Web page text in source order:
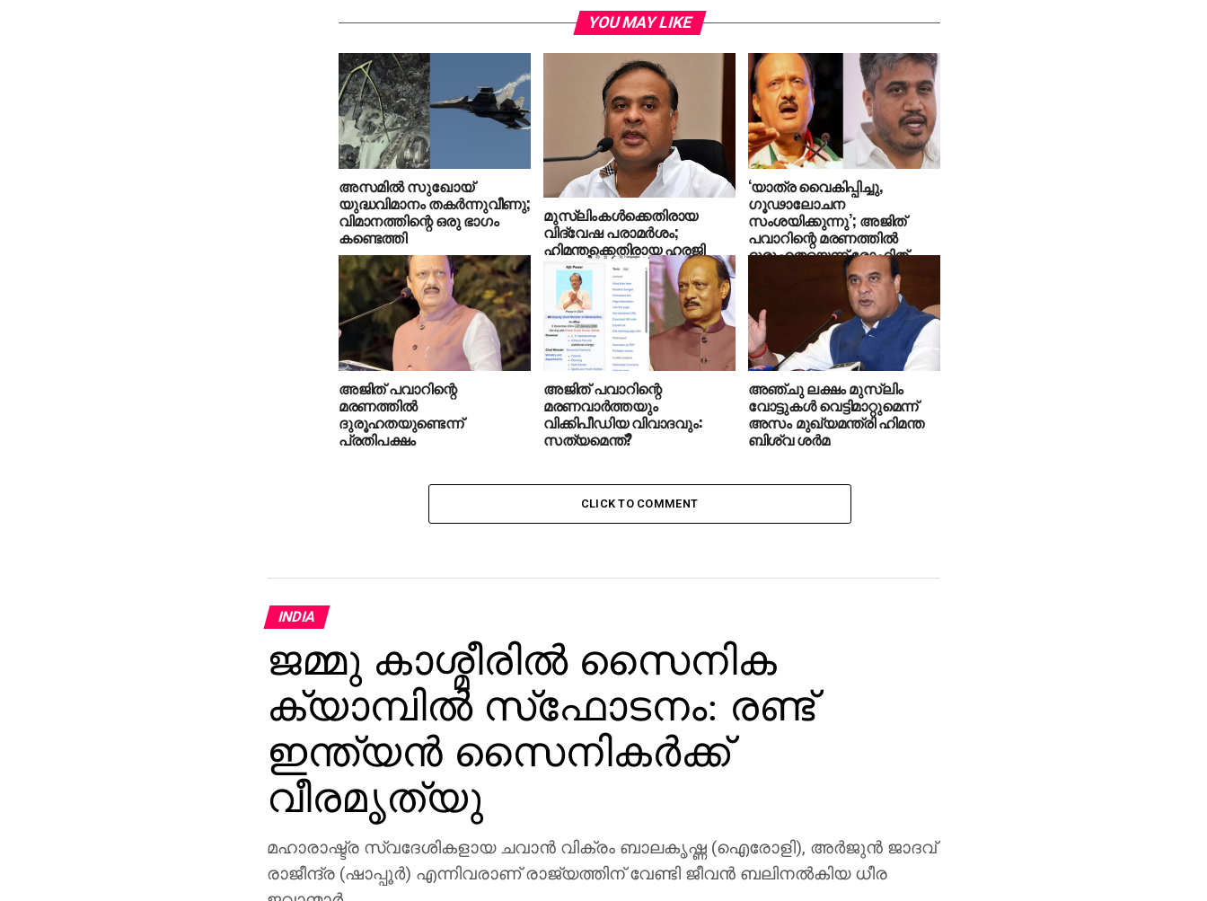
YOU MAY LIKE
അസമില്‍ സുഖോയ്
യുദ്ധവിമാനം തകര്‍ന്നുവീണു;
വിമാനത്തിന്റെ ഒരു ഭാഗം
കണ്ടെത്തി
മുസ്‌ലിംകള്‍ക്കെതിരായ
വിദ്വേഷ പരാമര്‍ശം;
ഹിമന്തക്കെതിരായ ഹരജി
പരിഗണിക്കാന്‍ വിസമ്മതിച്ച്
സുപ്രീംകോടതി
‘യാത്ര വൈകിപ്പിച്ചു,
ഗൂഢാലോചന
സംശയിക്കുന്നു’; അജിത്
പവാറിന്റെ മരണത്തില്‍
ദുരൂഹതയെന്ന് രോഹിത്
അജിത് പവാറിന്റെ
മരണത്തില്‍
ദുരൂഹതയുണ്ടെന്ന്
പ്രതിപക്ഷം
അജിത് പവാറിന്റെ
മരണവാര്‍ത്തയും
വിക്കിപീഡിയ വിവാദവും:
സത്യമെന്ത്?
അഞ്ചു ലക്ഷം മുസ്‍ലിം
വോട്ടുകൾ വെട്ടിമാറ്റുമെന്ന്
അസം മുഖ്യമന്ത്രി ഹിമന്ത
ബിശ്വ ശർമ
CLICK TO COMMENT
INDIA
ജമ്മു കാശ്മീരില്‍ സൈനിക
ക്യാമ്പില്‍ സ്‌ഫോടനം: രണ്ട്
ഇന്ത്യന്‍ സൈനികര്‍ക്ക്
വീരമൃത്യു
മഹാരാഷ്ട്ര സ്വദേശികളായ ചവാന്‍ വിക്രം ബാലകൃഷ്ണ (ഐരോളി), അര്‍ജുന്‍ ജാദവ്
രാജീന്ദ്ര (ഷാപ്പൂര്‍) എന്നിവരാണ് രാജ്യത്തിന് വേണ്ടി ജീവന്‍ ബലിനല്‍കിയ ധീര